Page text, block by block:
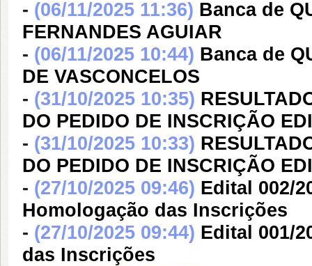
- (06/11/2025 11:36) Banca de
FERNANDES AGUIAR
- (06/11/2025 10:44) Banca de
DE VASCONCELOS
- (31/10/2025 10:35)
DO PEDIDO DE INSCRIÇÃO
- (31/10/2025 10:33)
DO PEDIDO DE INSCRIÇÃO
- (27/10/2025 09:46) Edital 002/
Homologação das Inscrições
- (27/10/2025 09:44) Edital 001/
das Inscrições